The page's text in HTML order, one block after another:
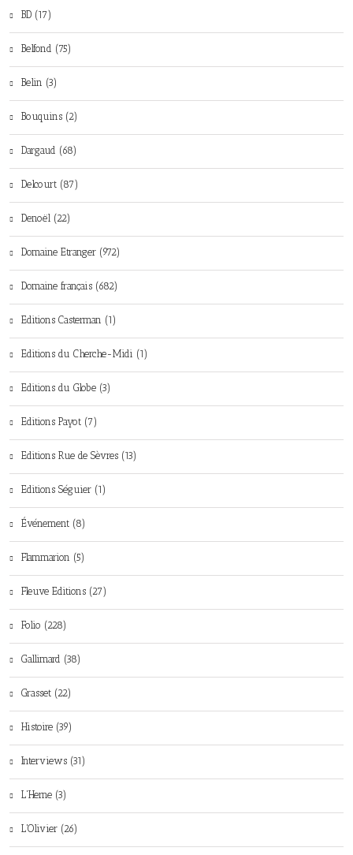
BD (17)
Belfond (75)
Belin (3)
Bouquins (2)
Dargaud (68)
Delcourt (87)
Denoël (22)
Domaine Etranger (972)
Domaine français (682)
Editions Casterman (1)
Editions du Cherche-Midi (1)
Editions du Globe (3)
Editions Payot (7)
Editions Rue de Sèvres (13)
Editions Séguier (1)
Événement (8)
Flammarion (5)
Fleuve Editions (27)
Folio (228)
Gallimard (38)
Grasset (22)
Histoire (39)
Interviews (31)
L'Herne (3)
L'Olivier (26)